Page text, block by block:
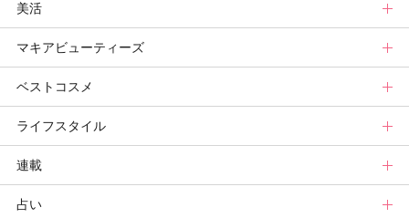
ベースメイクカタログ
メイク診断
秋新色
新色コスメスウォッチ
ビューティ速報
ニュース
ヘアカタログ
ヘアまとめ
ヘア診断
ボディケアトップ
ニュース
ボディケアまとめ
ボディケア診断
美活
美活トップ
美活グランプリ
ヘルスケア・ダイエット
マキアビューティーズ
マキアビューティーズトップ
TOPビューティーズ一覧
ビューティーズ一覧
記事ランキング
ベストコスメ
ベストコスメトップ
ベストコスメ
読者ベスコス
ライフスタイル
ライフスタイルトップ
ニュース
連載
連載トップ
占い